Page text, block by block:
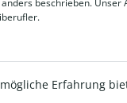
beschrieben. Unser
Erfahrung